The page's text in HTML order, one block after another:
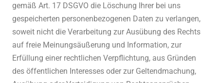
gemäß Art. 17 DSGVO die Löschung Ihrer bei uns
gespeicherten personenbezogenen Daten zu verlangen,
soweit nicht die Verarbeitung zur Ausübung des Rechts
auf freie Meinungsäußerung und Information, zur
Erfüllung einer rechtlichen Verpflichtung, aus Gründen
des öffentlichen Interesses oder zur Geltendmachung,